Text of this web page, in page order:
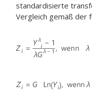
standardisierte
Vergleich gemäß der